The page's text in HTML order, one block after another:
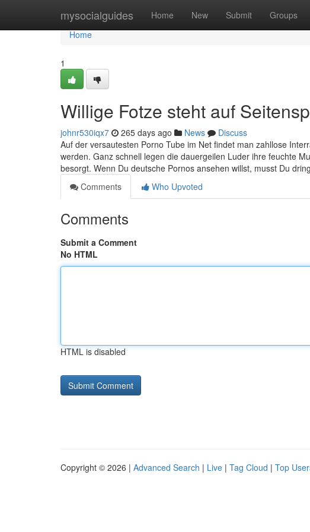
mysocialguides Home New Submit Groups
Home
Home
1
Willige Fotze steht auf
johnr530iqx7 265 days ago News
Discuss
Auf der versautesten Porno Tube im Net findet man zahllose
werden. Ganz schnell legen die dauergeilen Luder ihre feuchte
besorgt. Wenn Du deutsche Pornos ansehen willst, musst Du
Comments
Who Upvoted
Comments
Submit a Comment
No HTML
HTML is disabled
Copyright © 2026 | Advanced Search | Live | Tag Cloud | Top